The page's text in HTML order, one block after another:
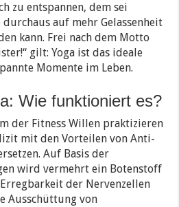
zu entspannen, dem sei
durchaus auf mehr Gelassenheit
kann. Frei nach dem Motto
gilt: Yoga ist das ideale
Momente im Leben.
Wie funktioniert es?
der Fitness Willen praktizieren
mit den Vorteilen von Anti-
Auf Basis der
wird vermehrt ein Botenstoff
der Nervenzellen
Ausschüttung von